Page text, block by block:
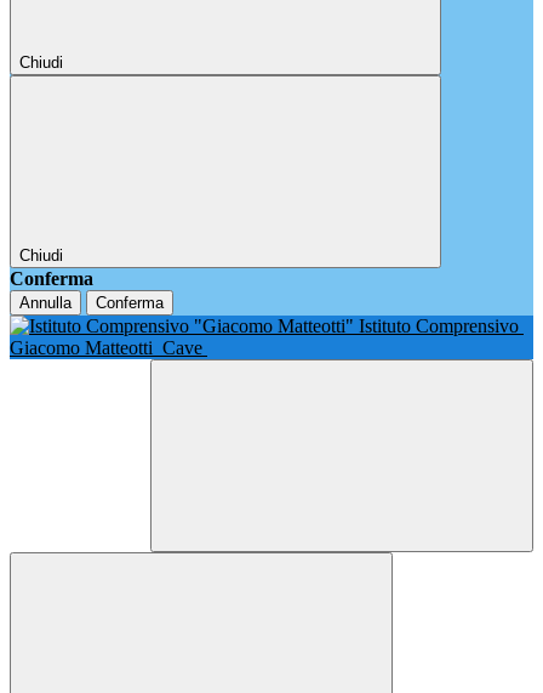
Chiudi
Chiudi
Conferma
Annulla Conferma
Istituto Comprensivo
Giacomo Matteotti Cave